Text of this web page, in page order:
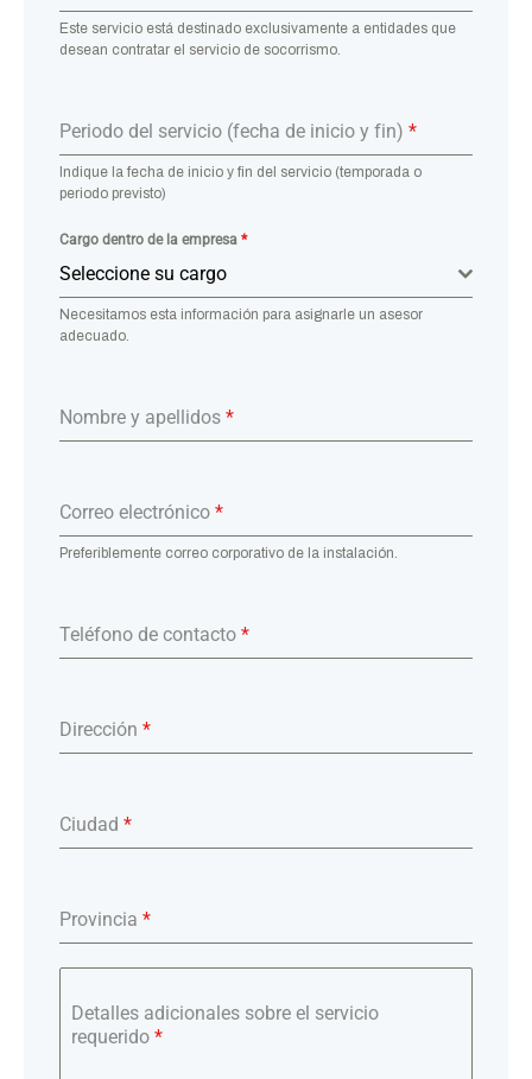
Este servicio está destinado exclusivamente a entidades que
desean contratar el servicio de socorrismo.
Periodo del servicio (fecha de inicio y fin) *
Indique la fecha de inicio y fin del servicio (temporada o
periodo previsto)
Cargo dentro de la empresa *
Seleccione su cargo
Necesitamos esta información para asignarle un asesor
adecuado.
Nombre y apellidos *
Correo electrónico *
Preferiblemente correo corporativo de la instalación.
Teléfono de contacto *
Dirección *
Ciudad *
Provincia *
Detalles adicionales sobre el servicio
requerido *